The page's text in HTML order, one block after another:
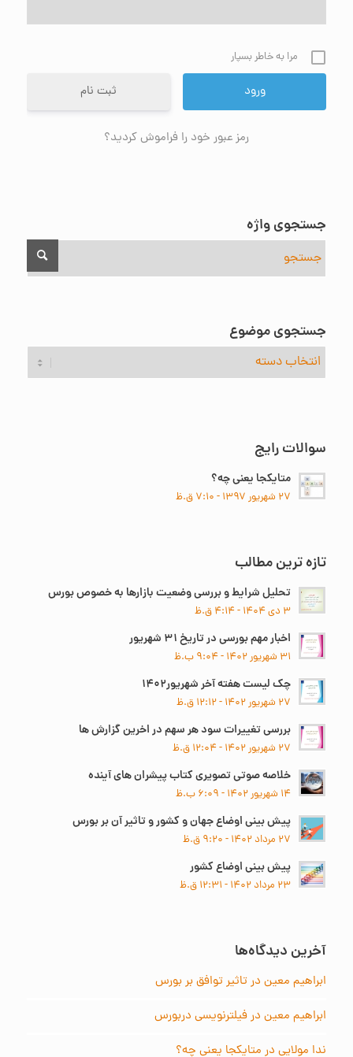
مرا به خاطر بسپار
ثبت نام
رمز عبور خود را فراموش کردید؟
جستجوی واژه
جستجوی موضوع
جستجوی
موضوع
سوالات رایج
متایکجا یعنی چه؟
۲۷ شهریور ۱۳۹۷ - ۷:۱۰ ق.ظ
تازه ترین مطالب
تحلیل شرایط و بررسی وضعیت بازارها به خصوص بورس
۳ دی ۱۴۰۴ - ۴:۱۴ ق.ظ
اخبار مهم بورسی در تاریخ ۳۱ شهریور
۳۱ شهریور ۱۴۰۲ - ۹:۰۴ ب.ظ
چک لیست هفته آخر شهریور۱۴۰۲
۲۷ شهریور ۱۴۰۲ - ۱۲:۱۲ ق.ظ
بررسی تغییرات سود هر سهم در اخرین گزارش ها
۲۷ شهریور ۱۴۰۲ - ۱۲:۰۴ ق.ظ
خلاصه صوتی تصویری کتاب پیشران های آینده
۱۴ شهریور ۱۴۰۲ - ۶:۰۹ ب.ظ
پیش بینی اوضاع جهان و کشور و تاثیر آن بر بورس
۲۷ مرداد ۱۴۰۲ - ۹:۲۰ ق.ظ
پیش بینی اوضاع کشور
۲۳ مرداد ۱۴۰۲ - ۱۲:۳۱ ق.ظ
آخرین دیدگاه‌ها
ابراهیم معیندرتاثیر توافق بر بورس
ابراهیم معیندرفیلترنویسی دربورس
ندا مولاییدر متایکجا یعنی چه؟